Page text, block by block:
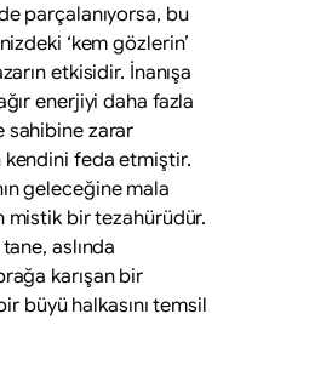
parçalanıyorsa, bu
‘kem gözlerin’
etkisidir. İnanışa
enerjiyi daha fazla
sahibine zarar
feda etmiştir.
geleceğine mala
mistik bir tezahürüdür.
aslında
karışan bir
bir büyü halkasını temsil